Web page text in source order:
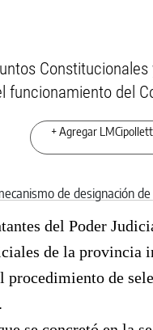
funcionamiento del
+ Agregar
del Poder
de la provincia
de